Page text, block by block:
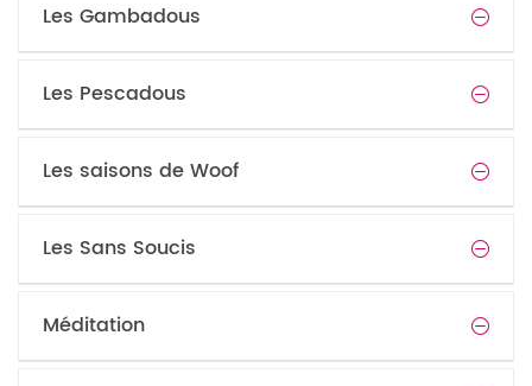
Les Gambadous
Les Pescadous
Les saisons de Woof
Les Sans Soucis
Méditation